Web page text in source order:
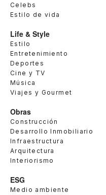
Celebs
Estilo de vida
Life & Style
Estilo
Entretenimiento
Deportes
Cine y TV
Música
Viajes y Gourmet
Obras
Construcción
Desarrollo Inmobiliario
Infraestructura
Arquitectura
Interiorismo
ESG
Medio ambiente